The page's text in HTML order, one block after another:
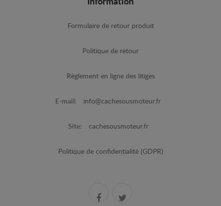
Information
Formulaire de retour produit
Politique de retour
Règlement en ligne des litiges
E-mail: info@cachesousmoteur.fr
Site: cachesousmoteur.fr
Politique de confidentialité (GDPR)